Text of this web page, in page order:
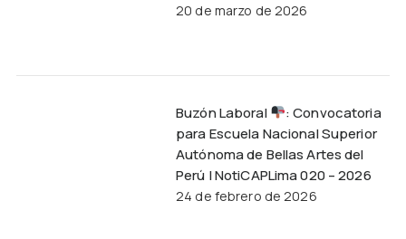
20 de marzo de 2026
Buzón Laboral
: Convocatoria
para Escuela Nacional Superior
Autónoma de Bellas Artes del
Perú | NotiCAPLima 020 – 2026
24 de febrero de 2026